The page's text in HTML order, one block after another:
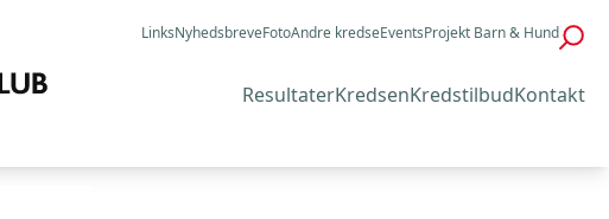
LinksNyhedsbreveFotoAndre kredseEventsProjekt Barn & Hund
ResultaterKredsenKredstilbudKontakt